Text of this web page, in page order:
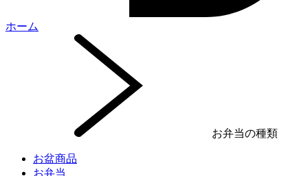
ホーム
お弁当の種類
お盆商品
お弁当